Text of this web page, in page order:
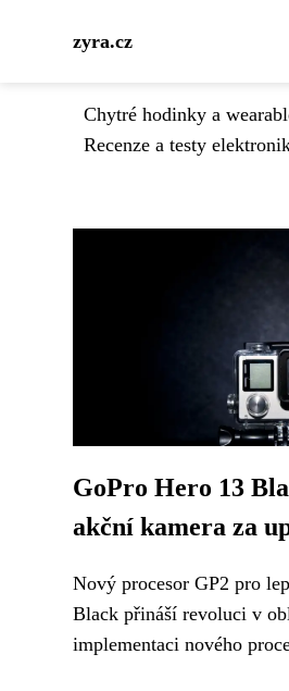
zyra.cz
Chytré hodinky a
Recenze a testy
GoPro Hero 13
akční kamera za
Nový procesor GP2 pro
Black přináší revoluci v
implementaci nového